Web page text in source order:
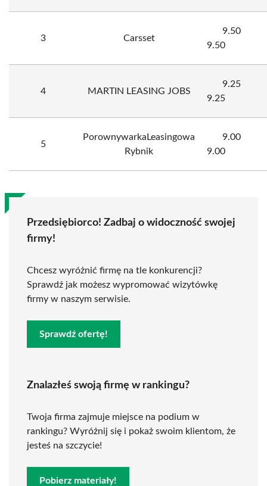
3 Carsset
9.50
9.50
4 MARTIN LEASING JOBS
9.25
9.25
5
PorownywarkaLeasingowa
Rybnik
9.00
9.00
Przedsiębiorco! Zadbaj o widoczność swojej
firmy!
Chcesz wyróżnić firmę na tle konkurencji?
Sprawdź jak możesz wypromować wizytówkę
firmy w naszym serwisie.
Sprawdź ofertę!
Znalazłeś swoją firmę w rankingu?
Twoja firma zajmuje miejsce na podium w
rankingu? Wyróżnij się i pokaż swoim klientom, że
jesteś na szczycie!
Pobierz materiały!